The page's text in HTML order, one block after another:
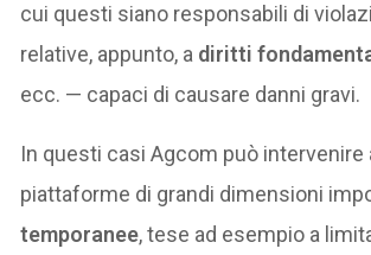
cui questi siano responsabili di
relative, appunto, a diritti
ecc. — capaci di causare danni gravi.
In questi casi Agcom può intervenire
piattaforme di grandi dimensioni
temporanee, tese ad esempio a